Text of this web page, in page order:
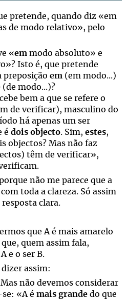
pretende, quando diz «em
de modo relativo», pelo
«em modo absoluto» e
Isto é, que pretende
preposição em (em modo...)
(de modo...)?
bem a que se refere o
de verificar), masculino do
há apenas um ser
é dois objecto. Sim, estes,
objectos? Mas não faz
têm de verificar»,
não me parece que a
toda a clareza. Só assim
clara.
que A é mais amarelo
quem assim fala,
e o ser B.
assim:
não devemos considerar
«A é mais grande do que